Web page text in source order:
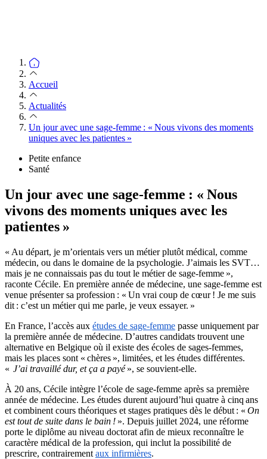
Accueil
Actualités
Un jour avec une sage-femme : « Nous vivons des moments
uniques avec les patientes »
Petite enfance
Santé
Un jour avec une sage-femme : « Nous
vivons des moments uniques avec les
patientes »
« Au départ, je m’orientais vers un métier plutôt médical, comme
médecin, ou dans le domaine de la psychologie. J’aimais les SVT…
mais je ne connaissais pas du tout le métier de sage-femme »,
raconte Cécile. En première année de médecine, une sage-femme est
venue présenter sa profession : « Un vrai coup de cœur ! Je me suis
dit : c’est un métier qui me parle, je veux essayer. »
En France, l’accès aux études de sage-femme passe uniquement par
la première année de médecine. D’autres candidats trouvent une
alternative en Belgique où il existe des écoles de sages-femmes,
mais les places sont « chères », limitées, et les études différentes.
« J’ai travaillé dur, et ça a payé », se souvient-elle.
À 20 ans, Cécile intègre l’école de sage-femme après sa première
année de médecine. Les études durent aujourd’hui quatre à cinq ans
et combinent cours théoriques et stages pratiques dès le début : « On
est tout de suite dans le bain ! ». Depuis juillet 2024, une réforme
porte le diplôme au niveau doctorat afin de mieux reconnaître le
caractère médical de la profession, qui inclut la possibilité de
prescrire, contrairement aux infirmières.